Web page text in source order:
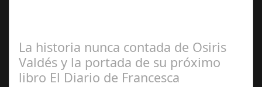
La historia nunca contada de Osiris
Valdés y la portada de su próximo
libro El Diario de Francesca